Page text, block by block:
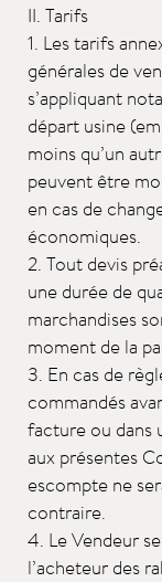
II. Tarifs
1. Les tarifs
générales de
s’appliquant
départ usine
moins qu’un
peuvent être
en cas de
économiques.
2. Tout devis
une durée de
marchandises
moment de la
3. En cas de
commandés
facture ou dans
aux présentes
escompte ne
contraire.
4. Le Vendeur
l’acheteur des